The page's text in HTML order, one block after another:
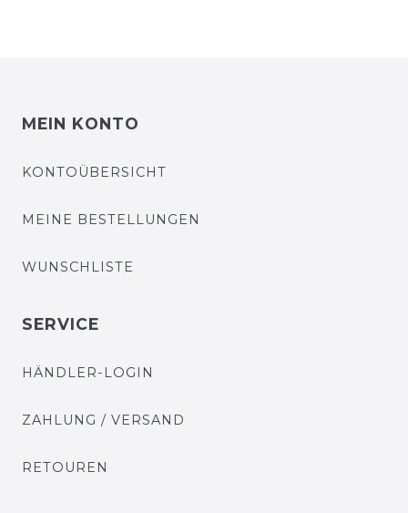
MEIN KONTO
KONTOÜBERSICHT
MEINE BESTELLUNGEN
WUNSCHLISTE
SERVICE
HÄNDLER-LOGIN
ZAHLUNG / VERSAND
RETOUREN